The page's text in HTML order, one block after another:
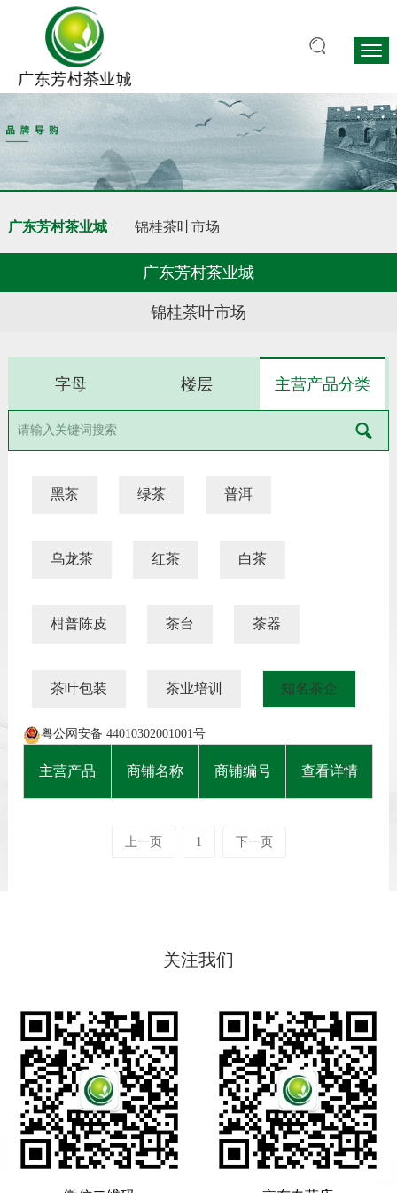
广东芳村茶业城 锦桂茶叶市场
广东芳村茶业城
锦桂茶叶市场
字母 楼层 主营产品分类
黑茶 绿茶 普洱
乌龙茶 红茶 白茶
柑普陈皮 茶台 茶器
茶叶包装 茶业培训 知名茶企
粤公网安备 44010302001001号
主营产品 商铺名称 商铺编号 查看详情
上一页 1 下一页
关注我们